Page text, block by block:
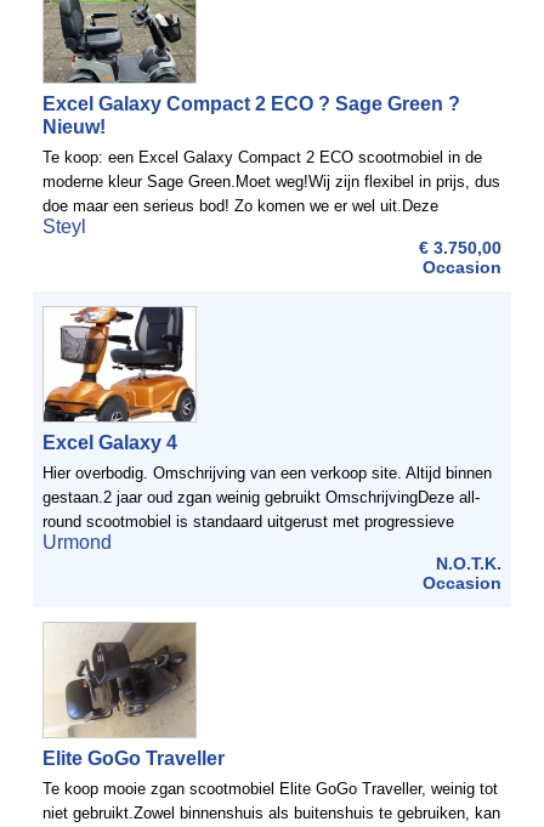
Excel Galaxy Compact 2 ECO ? Sage Green ?
Nieuw!
Te koop: een Excel Galaxy Compact 2 ECO scootmobiel in de
moderne kleur Sage Green.Moet weg!Wij zijn flexibel in prijs, dus
doe maar een serieus bod! Zo komen we er wel uit.Deze
scootmobiel verkeert in absolute ...
Steyl
€ 3.750,00
Occasion
Excel Galaxy 4
Hier overbodig. Omschrijving van een verkoop site. Altijd binnen
gestaan.2 jaar oud zgan weinig gebruikt OmschrijvingDeze all-
round scootmobiel is standaard uitgerust met progressieve
instelbare schokdempers aan de achterzijde voor ...
Urmond
N.O.T.K.
Occasion
Elite GoGo Traveller
Te koop mooie zgan scootmobiel Elite GoGo Traveller, weinig tot
niet gebruikt.Zowel binnenshuis als buitenshuis te gebruiken, kan